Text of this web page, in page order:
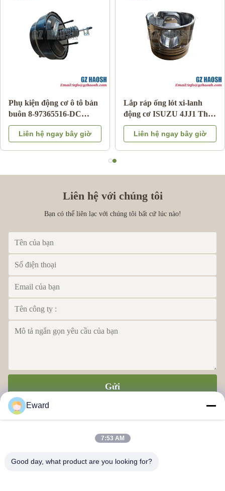
Bộ phận cơ thể ô tô
95486109 thay thế
chevrolet túi khí đồng hồ
xuân cho ARC
Liên hệ ngay bây giờ
Hộp điều khiển số chính
hãng Nhật Bản Mã OE 8-
98219761-0 cho Isuzu
DMAX/MUX Động cơ
Liên hệ ngay bây giờ
Liên hệ với chúng tôi
Bạn có thể liên lạc với chúng tôi bất cứ lúc nào!
Gửi
Eward
7:53 AM
Good day, what product are you looking for?